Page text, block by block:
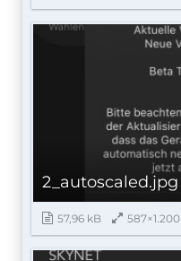
2_autoscaled.jpg
57,96 kB 587×1.200